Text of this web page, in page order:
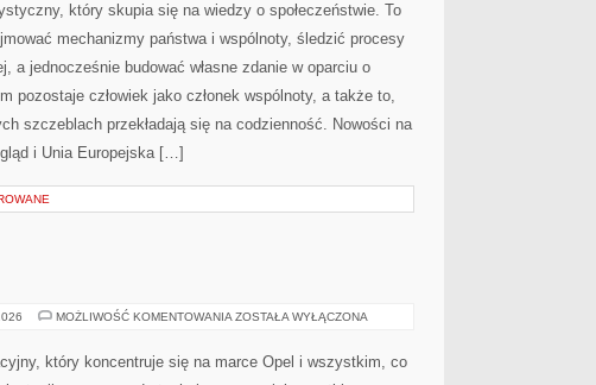
który skupia się na wiedzy o społeczeństwie. To
mechanizmy państwa i wspólnoty, śledzić procesy
a jednocześnie budować własne zdanie w oparciu o
pozostaje człowiek jako członek wspólnoty, a także to,
szczeblach przekładają się na codzienność. Nowości na
i Unia Europejska […]
MOŻLIWOŚĆ KOMENTOWANIA OPEL
ZOSTAŁA WYŁĄCZONA
który koncentruje się na marce Opel i wszystkim, co